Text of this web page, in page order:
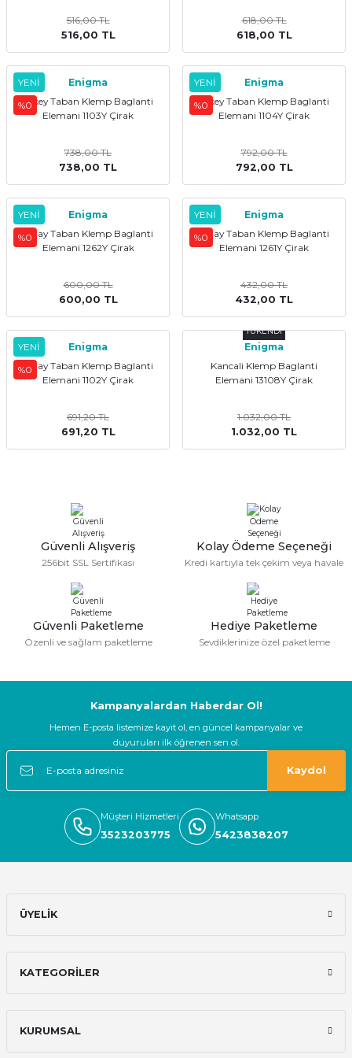
516,00 TL
516,00 TL
618,00 TL
618,00 TL
YENİ
%0
Enigma
Dikey Taban Klemp Baglanti
Elemani 1103Y Çirak
738,00 TL
738,00 TL
YENİ
%0
Enigma
Dikey Taban Klemp Baglanti
Elemani 1104Y Çirak
792,00 TL
792,00 TL
YENİ
%0
Enigma
Yatay Taban Klemp Baglanti
Elemani 1262Y Çirak
600,00 TL
600,00 TL
YENİ
%0
Enigma
Yatay Taban Klemp Baglanti
Elemani 1261Y Çirak
432,00 TL
432,00 TL
YENİ
%0
Enigma
Yatay Taban Klemp Baglanti
Elemani 1102Y Çirak
691,20 TL
691,20 TL
TÜKENDİ
Enigma
Kancali Klemp Baglanti
Elemani 13108Y Çirak
1.032,00 TL
1.032,00 TL
Güvenli Alışveriş
256bit SSL Sertifikası
Kolay Ödeme Seçeneği
Kredi kartıyla tek çekim veya havale
Güvenli Paketleme
Özenli ve sağlam paketleme
Hediye Paketleme
Sevdiklerinize özel paketleme
Kampanyalardan Haberdar Ol!
Hemen E-posta listemize kayıt ol, en güncel kampanyalar ve
duyuruları ilk öğrenen sen ol.
Kaydol
Müşteri Hizmetleri
3523203775
Whatsapp
5423838207
ÜYELİK
KATEGORİLER
KURUMSAL